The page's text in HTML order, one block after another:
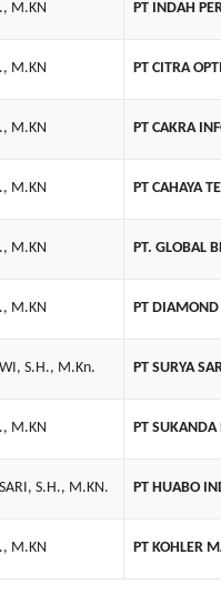
M.KN PT INDAH
M.KN PT CITRA
M.KN PT CAKRA
M.KN PT CAHAYA
M.KN PT. GLOBAL
M.KN PT DIAMOND
S.H., M.Kn. PT SURYA
M.KN PT SUKANDA
S.H., M.KN. PT HUABO
M.KN PT KOHLER